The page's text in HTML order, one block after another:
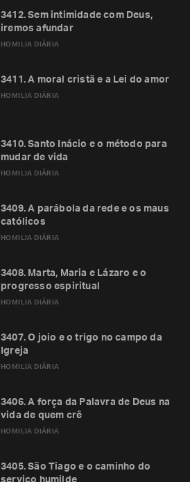
HOMILIA DIÁRIA
3412. Sem intimidade com Deus,
iremos afundar
HOMILIA DIÁRIA
3411. A moral cristã e a Lei do amor
HOMILIA DIÁRIA
3410. Santo Inácio e o método para
mudar de vida
HOMILIA DIÁRIA
3409. A parábola da rede e os maus
católicos
HOMILIA DIÁRIA
3408. Marta, Maria e Lázaro e o
progresso espiritual
HOMILIA DIÁRIA
3407. O joio e o trigo no campo da
Igreja
HOMILIA DIÁRIA
3406. A força da Palavra de Deus na
vida de quem crê
3405. São Tiago e o caminho do
serviço humilde